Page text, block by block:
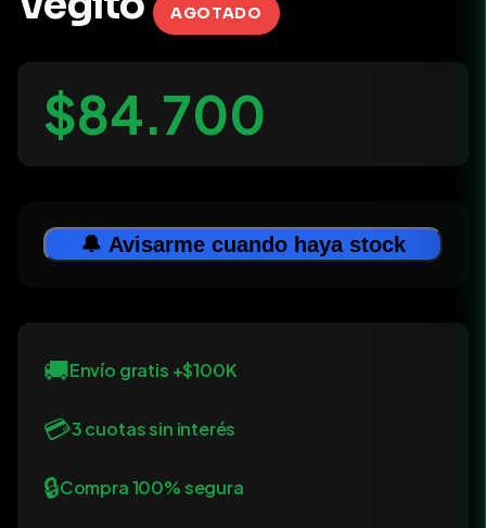
AGOTADO
$84.700
🔔 Avisarme cuando haya stock
🚚Envío gratis +$100K
💳3 cuotas sin interés
🔒Compra 100% segura